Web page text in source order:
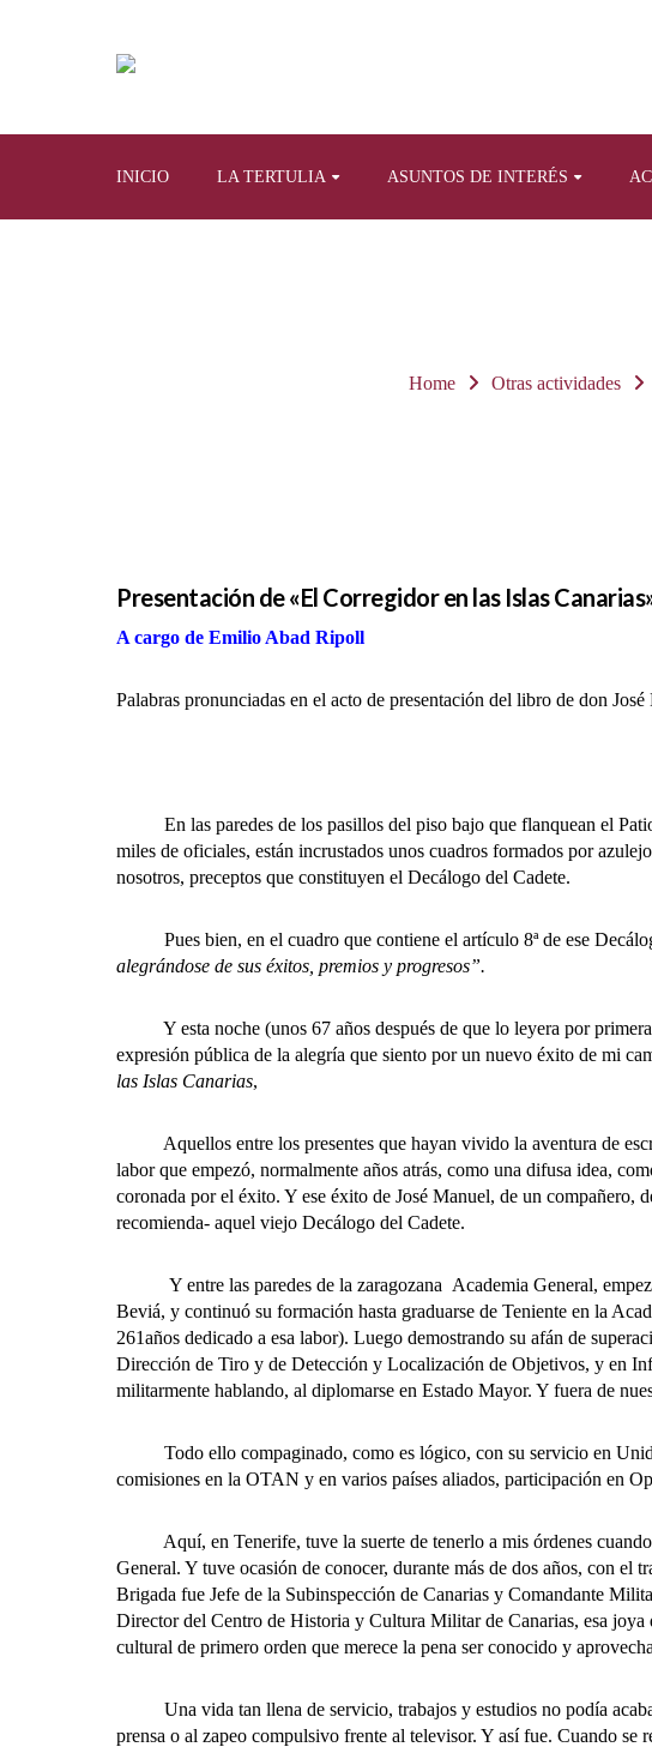
INICIO LA TERTULIA ASUNTOS DE INTERÉS
Home Otras actividades
Presentación de «El Corregidor en las Islas
A cargo de Emilio Abad Ripoll
Palabras pronunciadas en el acto de presentación del libro de don
En las paredes de los pasillos del piso bajo que flanquean el Patio
miles de oficiales, están incrustados unos cuadros formados por
nosotros, preceptos que constituyen el Decálogo del Cadete.
Pues bien, en el cuadro que contiene el artículo 8ª de ese
alegrándose de sus éxitos, premios y progresos”.
Y esta noche (unos 67 años después de que lo leyera por primera
expresión pública de la alegría que siento por un nuevo éxito de mi
las Islas Canarias,
Aquellos entre los presentes que hayan vivido la aventura de
labor que empezó, normalmente años atrás, como una difusa idea,
coronada por el éxito. Y ese éxito de José Manuel, de un compañero,
recomienda- aquel viejo Decálogo del Cadete.
Y entre las paredes de la zaragozana Academia General,
Beviá, y continuó su formación hasta graduarse de Teniente en la
261años dedicado a esa labor). Luego demostrando su afán de
Dirección de Tiro y de Detección y Localización de Objetivos, y en
militarmente hablando, al diplomarse en Estado Mayor. Y fuera de
Todo ello compaginado, como es lógico, con su servicio en
comisiones en la OTAN y en varios países aliados, participación en
Aquí, en Tenerife, tuve la suerte de tenerlo a mis órdenes cuando
General. Y tuve ocasión de conocer, durante más de dos años, con
Brigada fue Jefe de la Subinspección de Canarias y Comandante
Director del Centro de Historia y Cultura Militar de Canarias, esa
cultural de primero orden que merece la pena ser conocido y
Una vida tan llena de servicio, trabajos y estudios no podía
prensa o al zapeo compulsivo frente al televisor. Y así fue. Cuando